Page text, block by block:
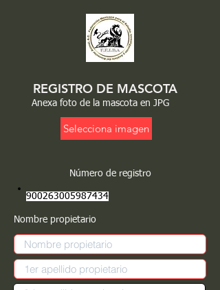
REGISTRO DE MASCOTA
Anexa foto de la mascota en JPG
Selecciona imagen
Número de registro
900263005987434
Nombre propietario